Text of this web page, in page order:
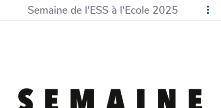
Semaine de l'ESS à l'Ecole 2025